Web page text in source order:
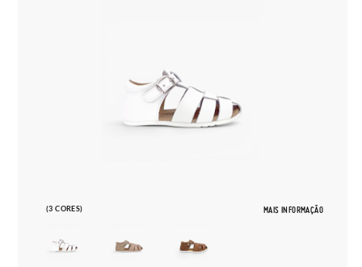
(3 CORES) MAIS INFORMAÇÃO